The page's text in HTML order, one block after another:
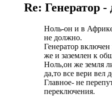
Re: Генератор -
Ноль-он и в
не должно.
Генератор
же и заземлен к
Ноль,он же земля
да,то все вери вел
Главное- не
переключения.